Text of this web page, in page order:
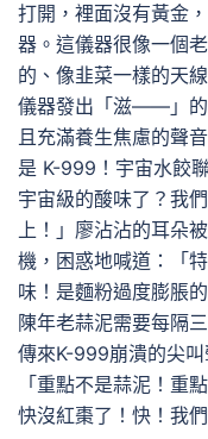
打開，裡面沒有黃金
器。這儀器很像一個
的、像韭菜一樣的天
儀器發出「滋——」的
且充滿養生焦慮的聲
是 K-999！宇宙水餃
宇宙級的酸味了？我
上！」廖沾沾的耳朵
機，困惑地喊道：「
味！是麵粉過度膨脹
陳年老蒜泥需要每隔
傳來K-999崩潰的尖叫
「重點不是蒜泥！重
快沒紅棗了！快！我